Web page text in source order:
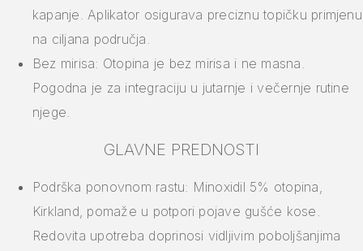
kapanje. Aplikator osigurava preciznu topičku primjenu
na ciljana područja.
Bez mirisa: Otopina je bez mirisa i ne masna.
Pogodna je za integraciju u jutarnje i večernje rutine
njege.
GLAVNE PREDNOSTI
Podrška ponovnom rastu: Minoxidil 5% otopina,
Kirkland, pomaže u potpori pojave gušće kose.
Redovita upotreba doprinosi vidljivim poboljšanjima